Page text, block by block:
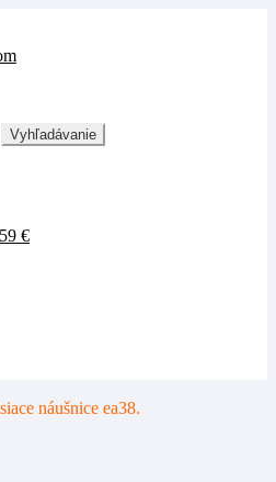
Vyhľadávanie
€
náušnice ea38.